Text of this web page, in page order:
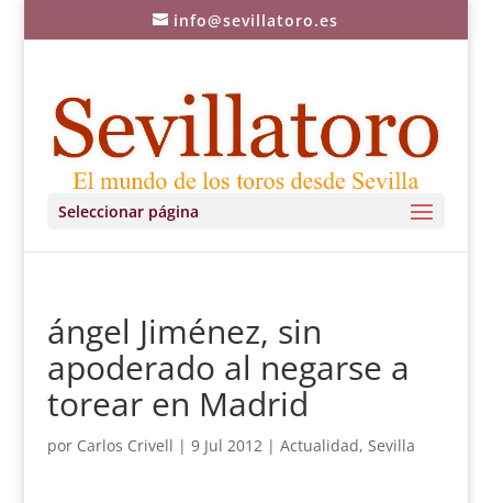
info@sevillatoro.es
Seleccionar página
ángel Jiménez, sin
apoderado al negarse a
torear en Madrid
por Carlos Crivell | 9 Jul 2012| Actualidad, Sevilla